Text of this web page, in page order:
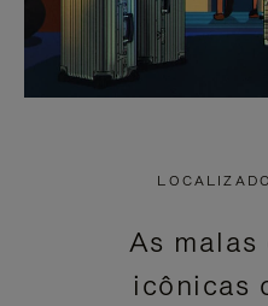
As malas
icônicas